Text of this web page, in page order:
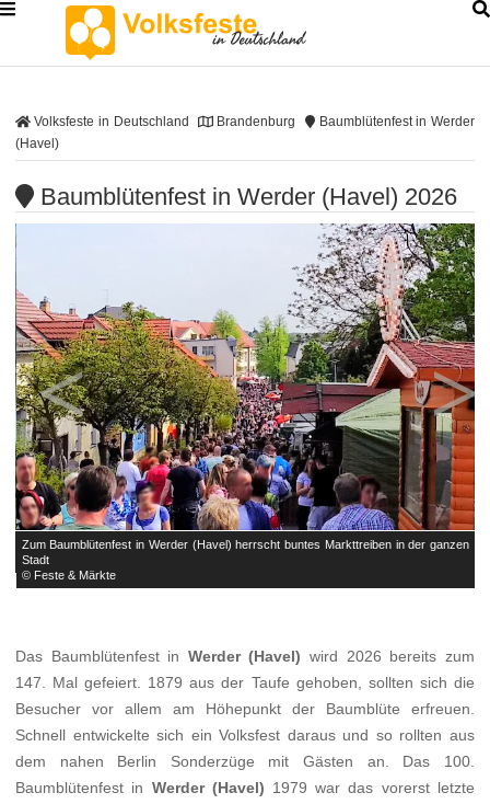
Volksfeste in Deutschland Brandenburg
Baumblütenfest in Werder
(Havel)
Baumblütenfest in Werder (Havel) 2026
Zum Baumblütenfest in Werder (Havel) herrscht buntes Markttreiben in der ganzen
Stadt
© Feste & Märkte
< >
Das Baumblütenfest in Werder (Havel) wird 2026 bereits zum
147. Mal gefeiert. 1879 aus der Taufe gehoben, sollten sich die
Besucher vor allem am Höhepunkt der Baumblüte erfreuen.
Schnell entwickelte sich ein Volksfest daraus und so rollten aus
dem nahen Berlin Sonderzüge mit Gästen an. Das 100.
Baumblütenfest in Werder (Havel) 1979 war das vorerst letzte